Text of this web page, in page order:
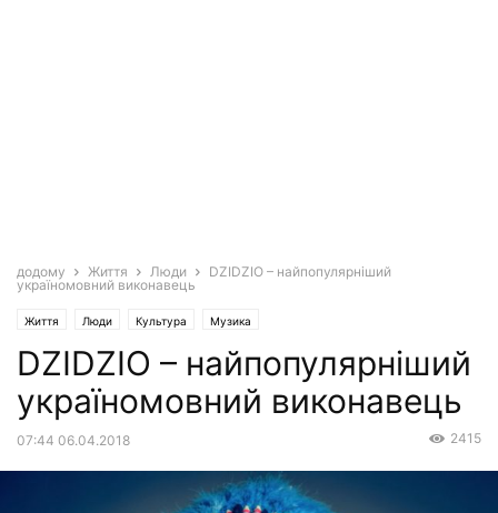
додому Життя Люди
DZIDZІO – найпопулярніший
україномовний виконавець
Життя Люди Культура Музика
DZIDZІO – найпопулярніший
україномовний виконавець
07:44 06.04.2018 2415